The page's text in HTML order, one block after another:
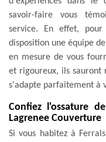
savoir-faire vous
service. En effet,
disposition une équipe
en mesure de vous
et rigoureux, ils sauront
s'adapte parfaitement à
Confiez l'ossature
Lagrenee Couverture
Si vous habitez à